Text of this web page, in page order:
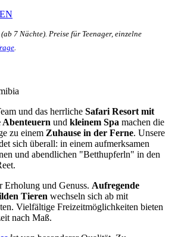
7 Nächte). Preise für Teenager, einzelne
und das herrliche Safari Resort mit
und kleinem Spa machen die
zu einem Zuhause in der Ferne. Unsere
sich überall: in einem aufmerksamen
und abendlichen "Betthupferln" in den
und Genuss. Aufregende
Tieren wechseln sich ab mit
Vielfältige Freizeitmöglichkeiten bieten
nach Maß.